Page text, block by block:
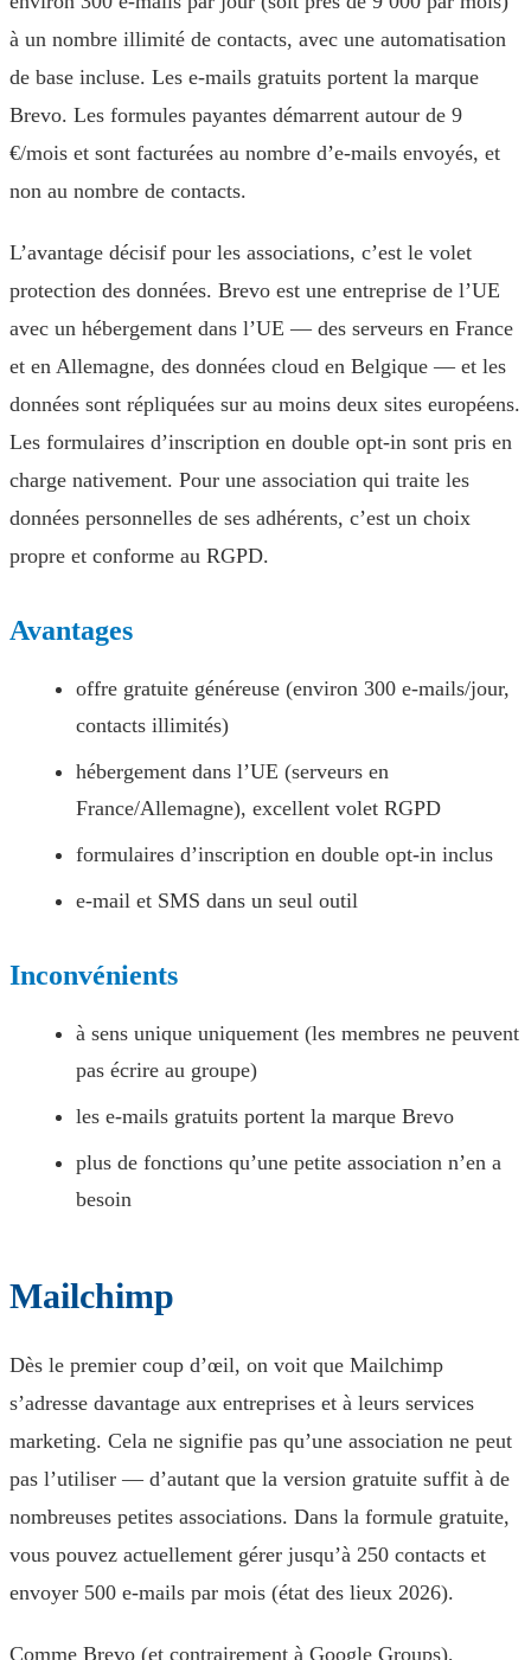
à un nombre illimité de contacts, avec une automatisation
de base incluse. Les e-mails gratuits portent la marque
Brevo. Les formules payantes démarrent autour de 9
€/mois et sont facturées au nombre d’e-mails envoyés, et
non au nombre de contacts.
L’avantage décisif pour les associations, c’est le volet
protection des données. Brevo est une entreprise de l’UE
avec un hébergement dans l’UE — des serveurs en France
et en Allemagne, des données cloud en Belgique — et les
données sont répliquées sur au moins deux sites européens.
Les formulaires d’inscription en double opt-in sont pris en
charge nativement. Pour une association qui traite les
données personnelles de ses adhérents, c’est un choix
propre et conforme au RGPD.
Avantages
offre gratuite généreuse (environ 300 e-mails/jour,
contacts illimités)
hébergement dans l’UE (serveurs en
France/Allemagne), excellent volet RGPD
formulaires d’inscription en double opt-in inclus
e-mail et SMS dans un seul outil
Inconvénients
à sens unique uniquement (les membres ne peuvent
pas écrire au groupe)
les e-mails gratuits portent la marque Brevo
plus de fonctions qu’une petite association n’en a
besoin
Mailchimp
Dès le premier coup d’œil, on voit que Mailchimp
s’adresse davantage aux entreprises et à leurs services
marketing. Cela ne signifie pas qu’une association ne peut
pas l’utiliser — d’autant que la version gratuite suffit à de
nombreuses petites associations. Dans la formule gratuite,
vous pouvez actuellement gérer jusqu’à 250 contacts et
envoyer 500 e-mails par mois (état des lieux 2026).
Comme Brevo (et contrairement à Google Groups),